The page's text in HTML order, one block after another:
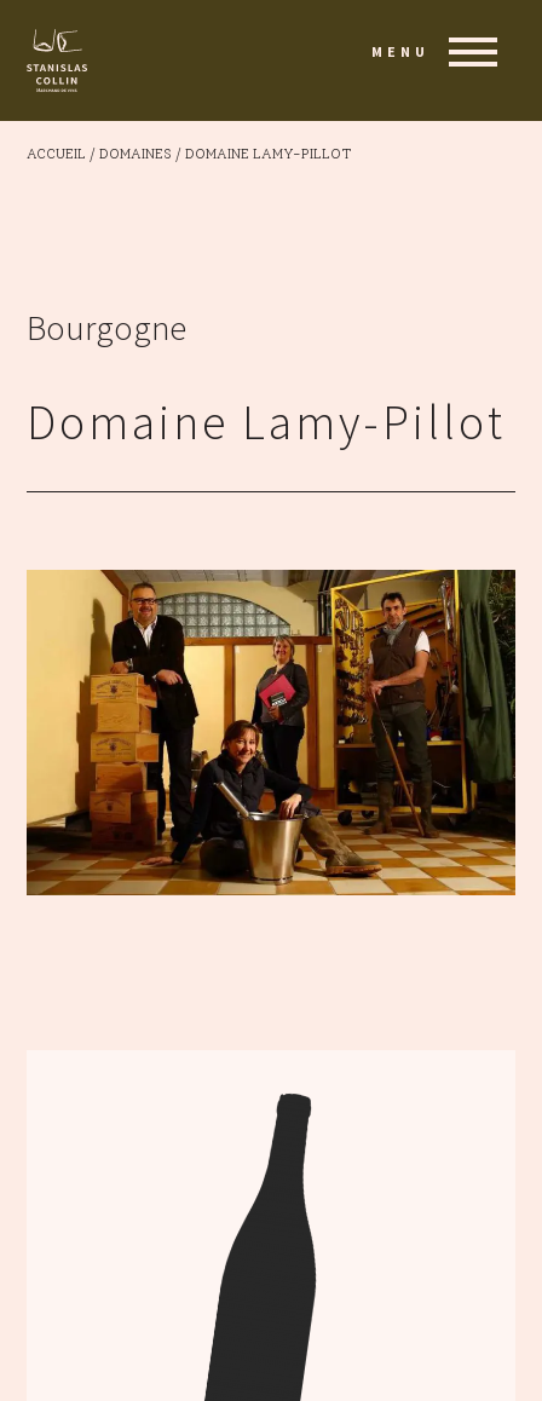
MENU
ACCUEIL /DOMAINES /DOMAINE LAMY-PILLOT
Bourgogne
Domaine Lamy-Pillot